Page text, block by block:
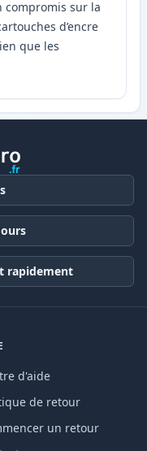
compromis sur la
d’encre
que les
rapidement
d'aide
de retour
un retour